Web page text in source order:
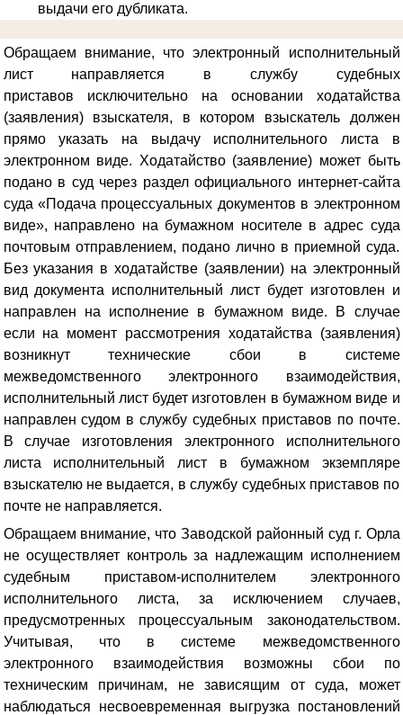
выдачи его дубликата.
Обращаем внимание, что электронный исполнительный
лист направляется в службу судебных
приставов исключительно на основании ходатайства
(заявления) взыскателя, в котором взыскатель должен
прямо указать на выдачу исполнительного листа в
электронном виде. Ходатайство (заявление) может быть
подано в суд через раздел официального интернет-сайта
суда «Подача процессуальных документов в электронном
виде», направлено на бумажном носителе в адрес суда
почтовым отправлением, подано лично в приемной суда.
Без указания в ходатайстве (заявлении) на электронный
вид документа исполнительный лист будет изготовлен и
направлен на исполнение в бумажном виде. В случае
если на момент рассмотрения ходатайства (заявления)
возникнут технические сбои в системе
межведомственного электронного взаимодействия,
исполнительный лист будет изготовлен в бумажном виде и
направлен судом в службу судебных приставов по почте.
В случае изготовления электронного исполнительного
листа исполнительный лист в бумажном экземпляре
взыскателю не выдается, в службу судебных приставов по
почте не направляется.
Обращаем внимание, что Заводской районный суд г. Орла
не осуществляет контроль за надлежащим исполнением
судебным приставом-исполнителем электронного
исполнительного листа, за исключением случаев,
предусмотренных процессуальным законодательством.
Учитывая, что в системе межведомственного
электронного взаимодействия возможны сбои по
техническим причинам, не зависящим от суда, может
наблюдаться несвоевременная выгрузка постановлений